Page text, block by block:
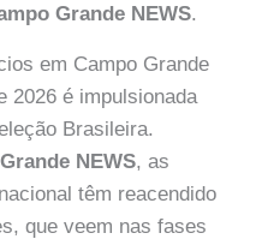
Grande NEWS.
em Campo Grande
2026 é impulsionada
Brasileira.
NEWS, as
têm reacendido
que veem nas fases